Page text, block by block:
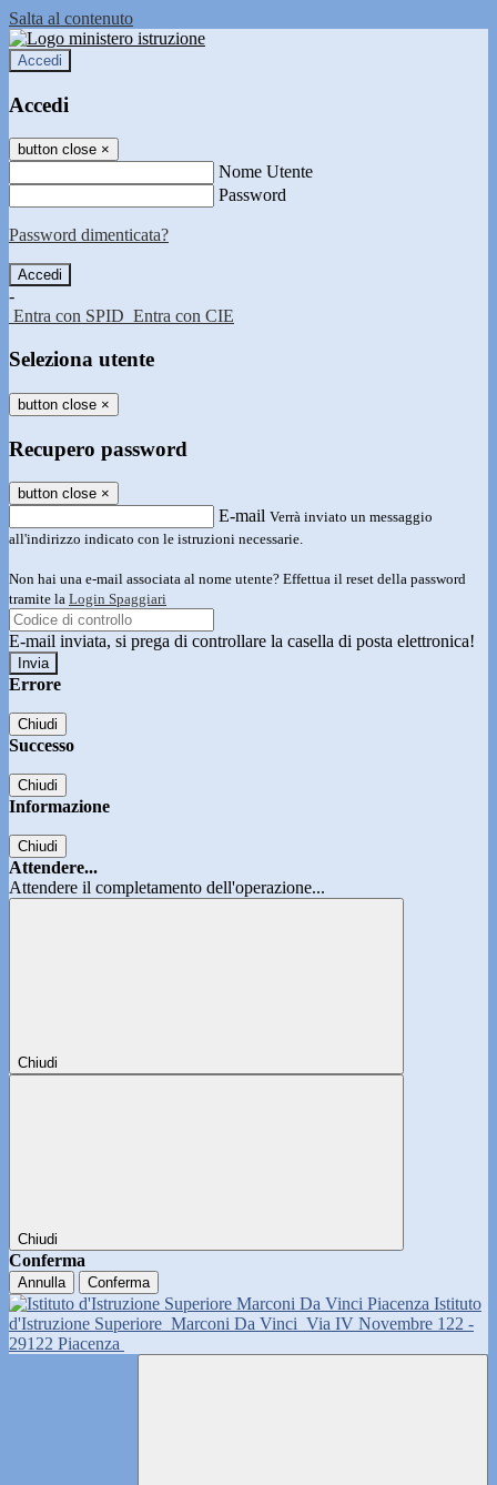
Salta al contenuto
Accedi
Accedi
button close ×
Nome Utente
Password
Password dimenticata?
-
Entra con SPID Entra con CIE
Seleziona utente
button close ×
Recupero password
button close ×
E-mail Verrà inviato un messaggio
all'indirizzo indicato con le istruzioni necessarie.
Non hai una e-mail associata al nome utente? Effettua il reset della password
tramite la Login Spaggiari
E-mail inviata, si prega di controllare la casella di posta elettronica!
Errore
Chiudi
Successo
Chiudi
Informazione
Chiudi
Attendere...
Attendere il completamento dell'operazione...
Chiudi
Chiudi
Conferma
Annulla Conferma
Istituto
d'Istruzione Superiore Marconi Da Vinci Via IV Novembre 122 -
29122 Piacenza